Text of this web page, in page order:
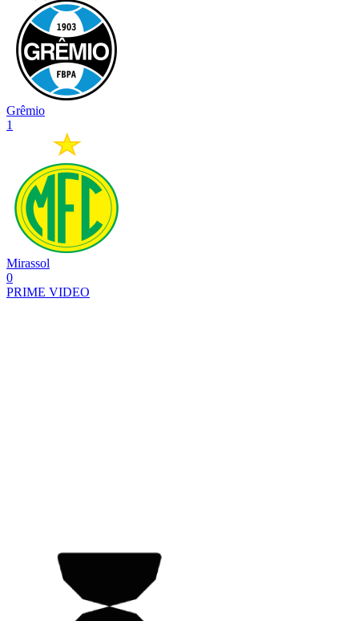
Grêmio
1
Mirassol
0
PRIME VIDEO